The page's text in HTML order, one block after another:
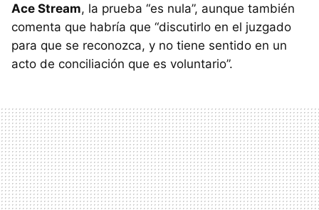
Ace Stream, la prueba “es nula”, aunque también
comenta que habría que “discutirlo en el juzgado
para que se reconozca, y no tiene sentido en un
acto de conciliación que es voluntario”.